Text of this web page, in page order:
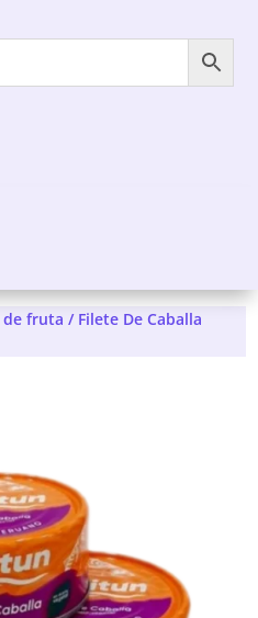
de fruta / Filete De Caballa